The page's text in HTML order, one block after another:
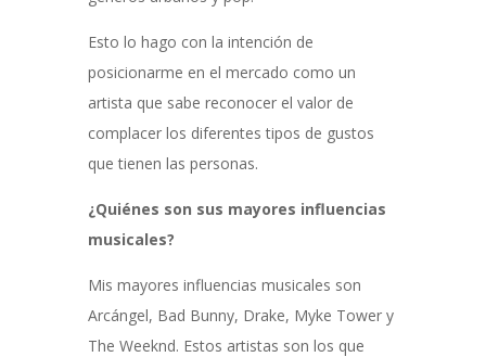
Esto lo hago con la intención de
posicionarme en el mercado como un
artista que sabe reconocer el valor de
complacer los diferentes tipos de gustos
que tienen las personas.
¿Quiénes son sus mayores influencias
musicales?
Mis mayores influencias musicales son
Arcángel, Bad Bunny, Drake, Myke Tower y
The Weeknd. Estos artistas son los que